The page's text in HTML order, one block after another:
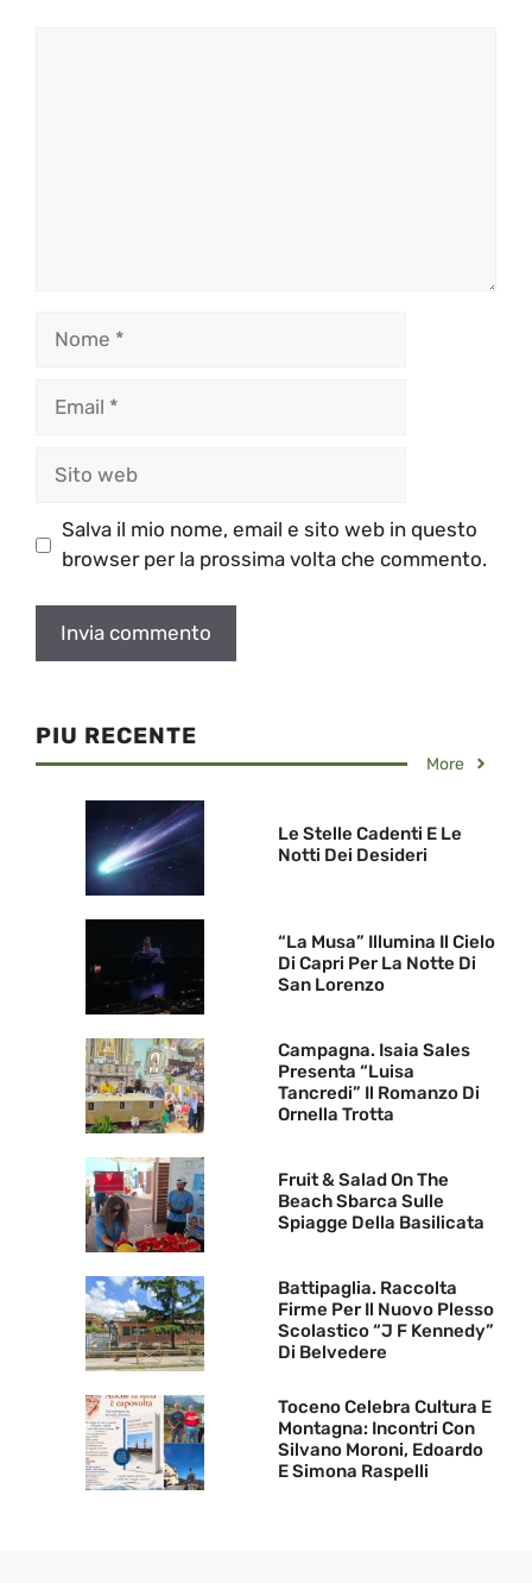
Salva il mio nome, email e sito web in questo
browser per la prossima volta che commento.
PIU RECENTE
More
Le Stelle Cadenti E Le
Notti Dei Desideri
“La Musa” Illumina Il Cielo
Di Capri Per La Notte Di
San Lorenzo
Campagna. Isaia Sales
Presenta “Luisa
Tancredi” Il Romanzo Di
Ornella Trotta
Fruit & Salad On The
Beach Sbarca Sulle
Spiagge Della Basilicata
Battipaglia. Raccolta
Firme Per Il Nuovo Plesso
Scolastico “J F Kennedy”
Di Belvedere
Toceno Celebra Cultura E
Montagna: Incontri Con
Silvano Moroni, Edoardo
E Simona Raspelli